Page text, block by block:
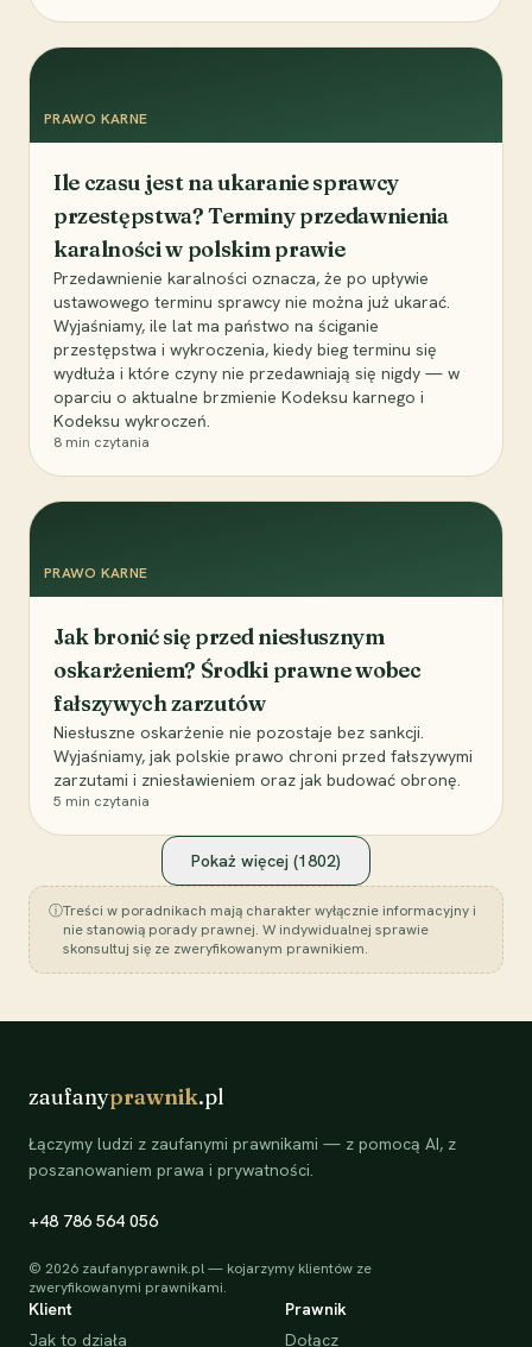
PRAWO KARNE
Ile czasu jest na ukaranie sprawcy
przestępstwa? Terminy przedawnienia
karalności w polskim prawie
Przedawnienie karalności oznacza, że po upływie
ustawowego terminu sprawcy nie można już ukarać.
Wyjaśniamy, ile lat ma państwo na ściganie
przestępstwa i wykroczenia, kiedy bieg terminu się
wydłuża i które czyny nie przedawniają się nigdy — w
oparciu o aktualne brzmienie Kodeksu karnego i
Kodeksu wykroczeń.
8 min czytania
PRAWO KARNE
Jak bronić się przed niesłusznym
oskarżeniem? Środki prawne wobec
fałszywych zarzutów
Niesłuszne oskarżenie nie pozostaje bez sankcji.
Wyjaśniamy, jak polskie prawo chroni przed fałszywymi
zarzutami i zniesławieniem oraz jak budować obronę.
5 min czytania
Pokaż więcej (1802)
ⓘTreści w poradnikach mają charakter wyłącznie informacyjny i
nie stanowią porady prawnej. W indywidualnej sprawie
skonsultuj się ze zweryfikowanym prawnikiem.
zaufanyprawnik.pl
Łączymy ludzi z zaufanymi prawnikami — z pomocą AI, z
poszanowaniem prawa i prywatności.
+48 786 564 056
© 2026 zaufanyprawnik.pl — kojarzymy klientów ze
zweryfikowanymi prawnikami.
Klient
Jak to działa
Prawnik
Dołącz